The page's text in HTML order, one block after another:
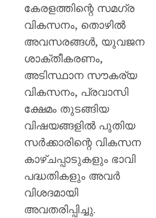
കേരളത്തിന്റെ സമഗ്ര
വികസനം, തൊഴിൽ
അവസരങ്ങൾ, യുവജന
ശാക്തീകരണം,
അടിസ്ഥാന സൗകര്യ
വികസനം, പ്രവാസി
ക്ഷേമം തുടങ്ങിയ
വിഷയങ്ങളിൽ പുതിയ
സർക്കാരിന്റെ വികസന
കാഴ്ചപ്പാടുകളും ഭാവി
പദ്ധതികളും അവർ
വിശദമായി
അവതരിപ്പിച്ചു.